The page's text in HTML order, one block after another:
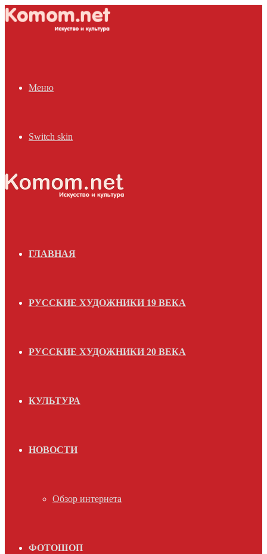
Меню
Switch skin
ГЛАВНАЯ
РУССКИЕ ХУДОЖНИКИ 19 ВЕКА
РУССКИЕ ХУДОЖНИКИ 20 ВЕКА
КУЛЬТУРА
НОВОСТИ
Обзор интернета
ФОТОШОП